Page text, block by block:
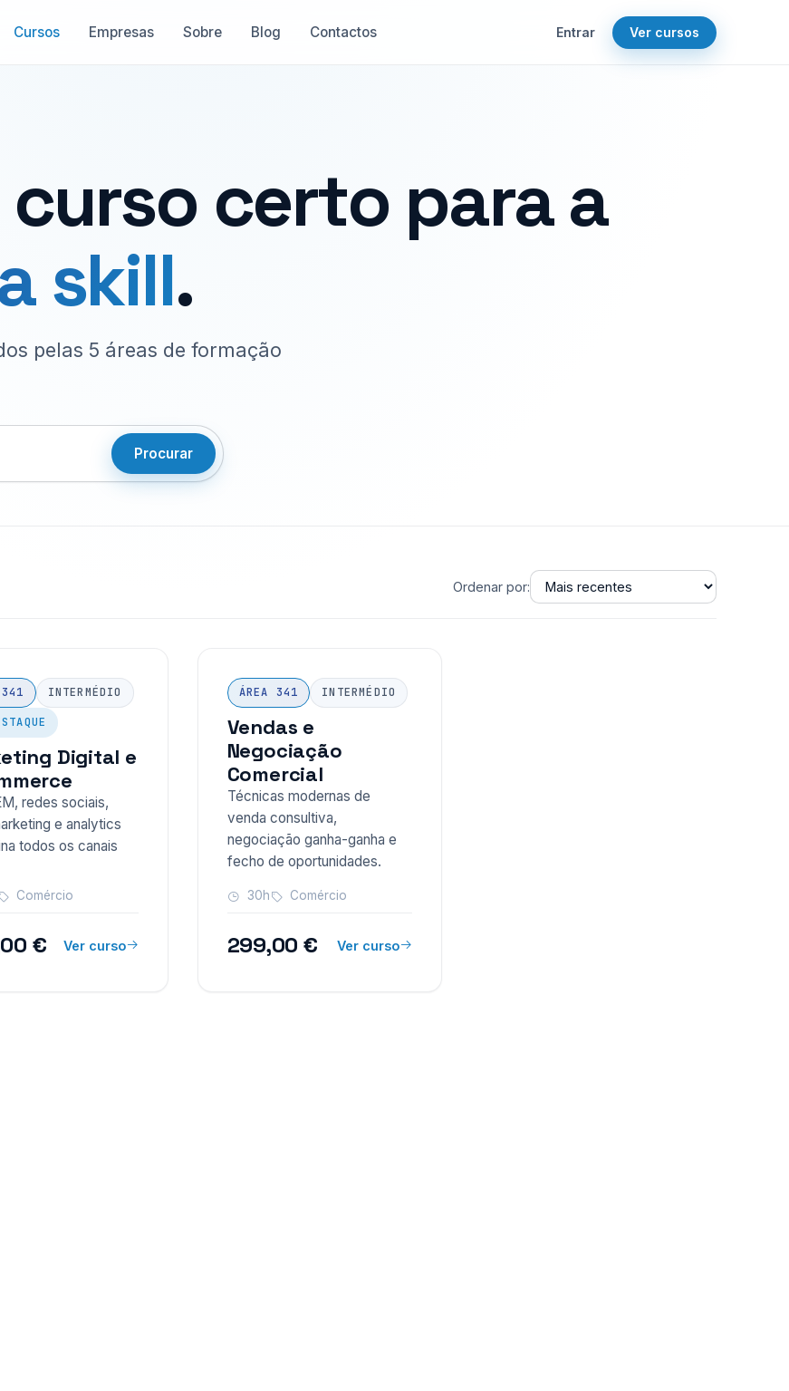
Cursos Empresas Sobre Blog Contactos Entrar Ver cursos
certo para a
skill.
pelas 5 áreas de formação
Procurar
Ordenar por:
INTERMÉDIO
Digital e
redes sociais,
e analytics
todos os canais
Comércio
€ Ver curso
ÁREA 341 INTERMÉDIO
Vendas e
Negociação
Comercial
Técnicas modernas de
venda consultiva,
negociação ganha-ganha e
fecho de oportunidades.
30h Comércio
299,00 € Ver curso